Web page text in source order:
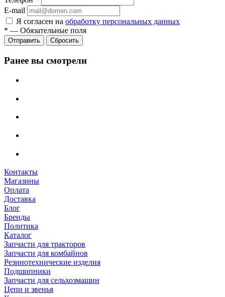
E-mail
Я согласен на обработку персональных данных
* — Обязательные поля
Сбросить
Ранее вы смотрели
Контакты
Магазины
Оплата
Доставка
Блог
Бренды
Политика
Каталог
Запчасти для тракторов
Запчасти для комбайнов
Резинотехнические изделия
Подшипники
Запчасти для сельхозмашин
Цепи и звенья